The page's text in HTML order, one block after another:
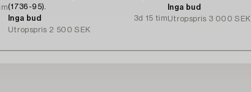
(1736-95).
Inga bud
3d 15 tim
Utropspris 2 500 SEK
Inga bud
Utropspris 3 000 SEK